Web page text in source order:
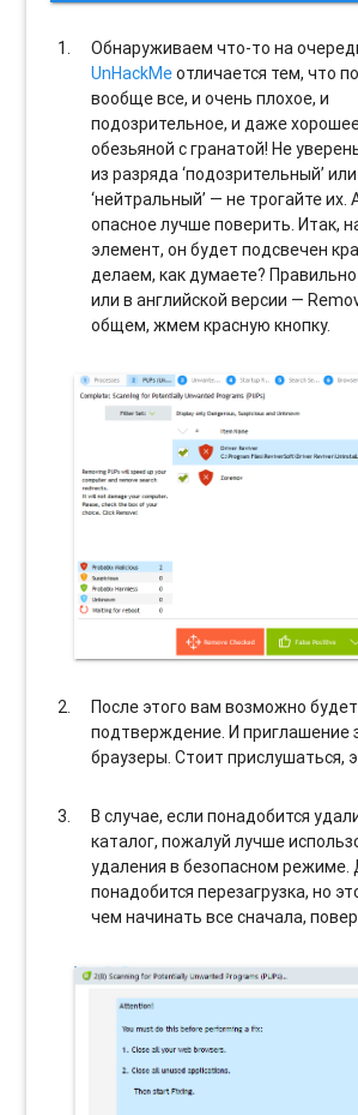
Обнаруживаем что-то на
UnHackMeотличается тем, что
вообще все, и очень плохое, и
подозрительное, и даже
обезьяной с гранатой! Не
из разряда ‘подозрительный’ или
‘нейтральный’ — не трогайте их.
опасное лучше поверить. Итак,
элемент, он будет подсвечен
делаем, как думаете?
или в английской версии —
общем, жмем красную кнопку.
После этого вам возможно
подтверждение. И приглашение
браузеры. Стоит прислушаться,
В случае, если понадобится
каталог, пожалуй лучше
удаления в безопасном режиме.
понадобится перезагрузка, но
чем начинать все сначала,